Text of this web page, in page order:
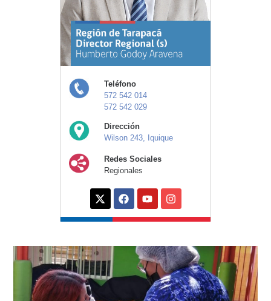
Teléfono
572 542 014
572 542 029
Dirección
Wilson 243, Iquique
Redes Sociales
Regionales